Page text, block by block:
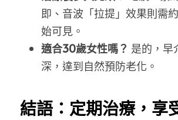
即、音波「拉提」效果則需
始可見。
適合30歲女性嗎？ 是的，早
深，達到自然預防老化。
結語：定期治療，享